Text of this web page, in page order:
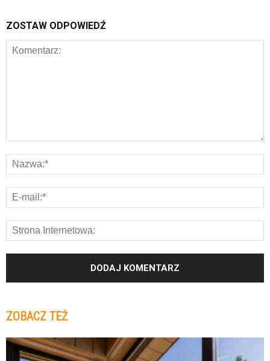
ZOSTAW ODPOWIEDŹ
ZOBACZ TEŻ